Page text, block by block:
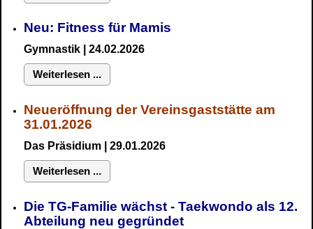
Neu: Fitness für Mamis
Gymnastik | 24.02.2026
Weiterlesen ...
Neueröffnung der Vereinsgaststätte am
31.01.2026
Das Präsidium | 29.01.2026
Weiterlesen ...
Die TG-Familie wächst - Taekwondo als 12.
Abteilung neu gegründet